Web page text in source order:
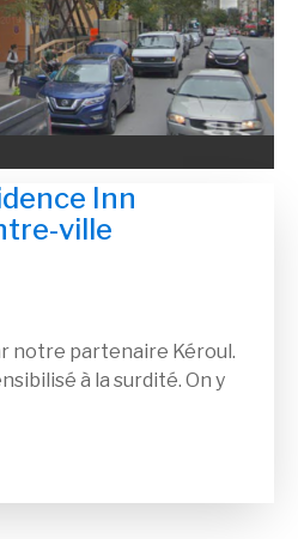
Inn
ville
notre partenaire Kéroul.
à la surdité. On y